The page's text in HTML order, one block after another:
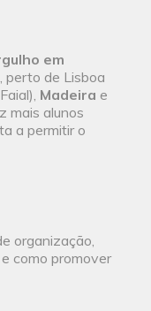
em
perto de Lisboa
Madeira e
mais alunos
a permitir o
organização,
como promover